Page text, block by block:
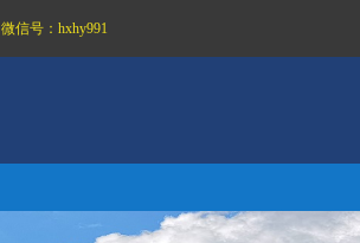
微信号： hxhy991